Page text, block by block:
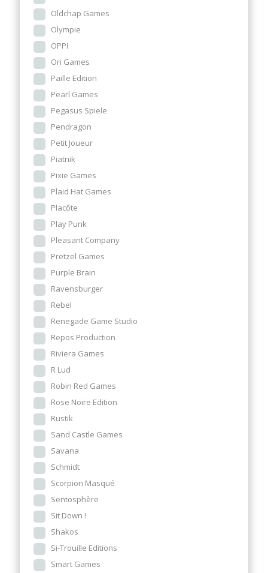
Oldchap Games
Olympie
OPPI
Ori Games
Paille Edition
Pearl Games
Pegasus Spiele
Pendragon
Petit Joueur
Piatnik
Pixie Games
Plaid Hat Games
Placôte
Play Punk
Pleasant Company
Pretzel Games
Purple Brain
Ravensburger
Rebel
Renegade Game Studio
Repos Production
Riviera Games
R Lud
Robin Red Games
Rose Noire Edition
Rustik
Sand Castle Games
Savana
Schmidt
Scorpion Masqué
Sentosphère
Sit Down !
Shakos
Si-Trouille Editions
Smart Games